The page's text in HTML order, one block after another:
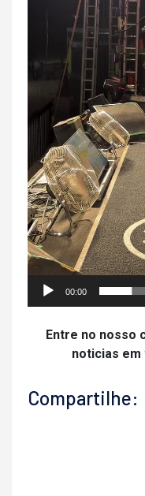
00:00
Entre no nosso
noticias em
Compartilhe: